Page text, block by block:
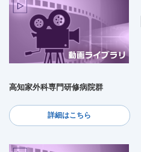
高知家外科専門研修病院群
詳細はこちら